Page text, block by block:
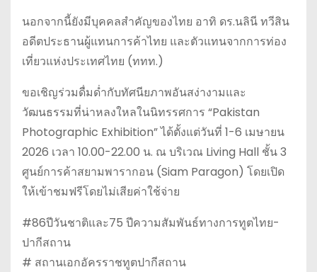
นอกจากนี้ยังมีบุคคลสำคัญของไทย อาทิ ดร.นลินี ทวีสิน
อดีตประธานผู้แทนการค้าไทย และตัวแทนจากการท่อง
เที่ยวแห่งประเทศไทย (ททท.)
ขอเชิญร่วมดื่มด่ำกับทัศนียภาพอันสง่างามและ
วัฒนธรรมที่น่าหลงใหลในนิทรรศการ “Pakistan
Photographic Exhibition” ได้ตั้งแต่วันที่ 1-6 เมษายน
2026 เวลา 10.00-22.00 น. ณ บริเวณ Living Hall ชั้น 3
ศูนย์การค้าสยามพารากอน (Siam Paragon) โดยเปิด
ให้เข้าชมฟรีโดยไม่เสียค่าใช้จ่าย
#86ปีวันชาติและ75 ปีความสัมพันธ์ทางการทูตไทย-
ปากีสถาน
# สถานเอกอัครราชทูตปากีสถาน